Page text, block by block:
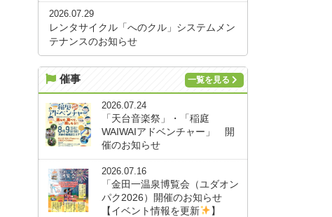
2026.07.29
レンタサイクル「へのクル」システムメン
テナンスのお知らせ
催事 一覧を見る
2026.07.24
「天台音楽祭」・「稲庭
WAIWAIアドベンチャー」 開
催のお知らせ
2026.07.16
「金田一温泉博覧会（ユダオン
パク2026）開催のお知らせ
【イベント情報を更新
】